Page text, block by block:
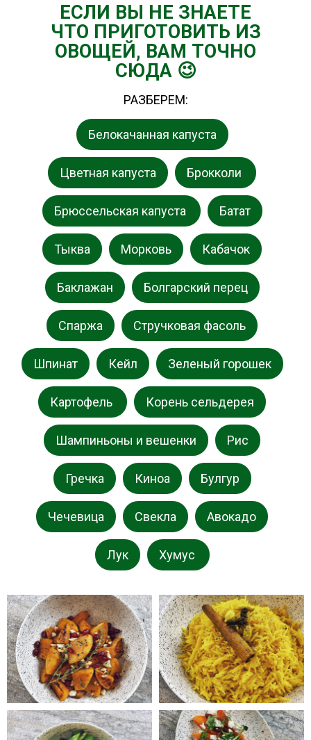
ЕСЛИ ВЫ НЕ ЗНАЕТЕ
ЧТО ПРИГОТОВИТЬ ИЗ
ОВОЩЕЙ, ВАМ ТОЧНО
СЮДА 😉
РАЗБЕРЕМ:
Белокачанная капуста
Цветная капуста Брокколи
Брюссельская капуста Батат
Тыква Морковь Кабачок
Баклажан Болгарский перец
Спаржа Стручковая фасоль
Шпинат Кейл Зеленый горошек
Картофель Корень сельдерея
Шампиньоны и вешенки Рис
Гречка Киноа Булгур
Чечевица Свекла Авокадо
Лук Хумус